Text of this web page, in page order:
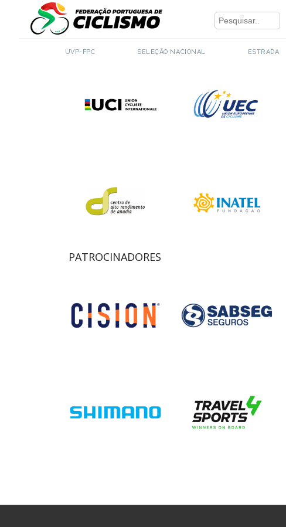
UVP-FPC SELEÇÃO NACIONAL ESTRADA
PARCEIROS INSTITUCIONAIS
PATROCINADORES